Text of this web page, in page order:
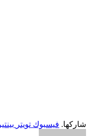
شاركها. فيسبوك تويتر